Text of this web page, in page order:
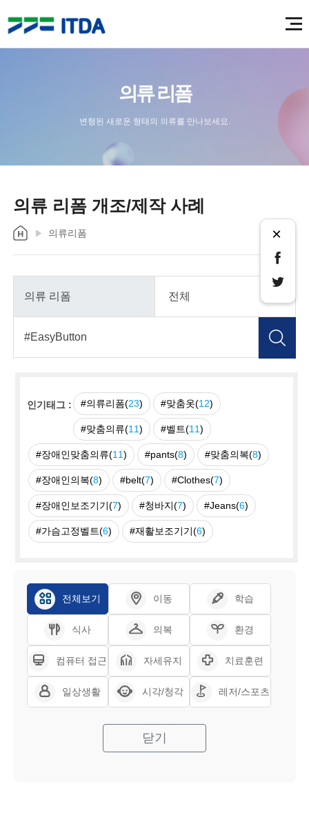
의류 리폼
변형된 새로운 형태의 의류를 만나보세요.
의류 리폼 개조/제작 사례
의류리폼 ×
인기태그 : #의류리폼(23) #맞춤옷(12)
#맞춤의류(11) #벨트(11)
#장애인맞춤의류(11) #pants(8) #맞춤의복(8)
#장애인의복(8) #belt(7) #Clothes(7)
#장애인보조기기(7) #청바지(7) #Jeans(6)
#가슴고정벨트(6) #재활보조기기(6)
전체보기 이동 학습
식사 의복 환경
컴퓨터 접근 자세유지 치료훈련
일상생활 시각/청각 레저/스포츠
닫기